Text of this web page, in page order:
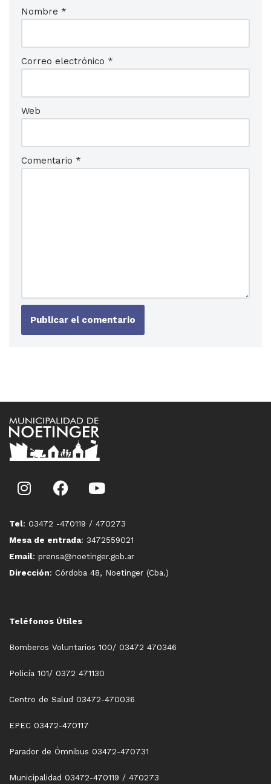
Nombre *
Correo electrónico *
Web
Comentario *
Tel: 03472 -470119 / 470273
Mesa de entrada: 3472559021
Email: prensa@noetinger.gob.ar
Dirección: Córdoba 48, Noetinger (Cba.)
Teléfonos Útiles
Bomberos Voluntarios 100/ 03472 470346
Policía 101/ 0372 471130
Centro de Salud 03472-470036
EPEC 03472-470117
Parador de Ómnibus 03472-470731
Municipalidad 03472-470119 / 470273